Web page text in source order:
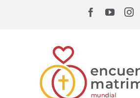
Facebook